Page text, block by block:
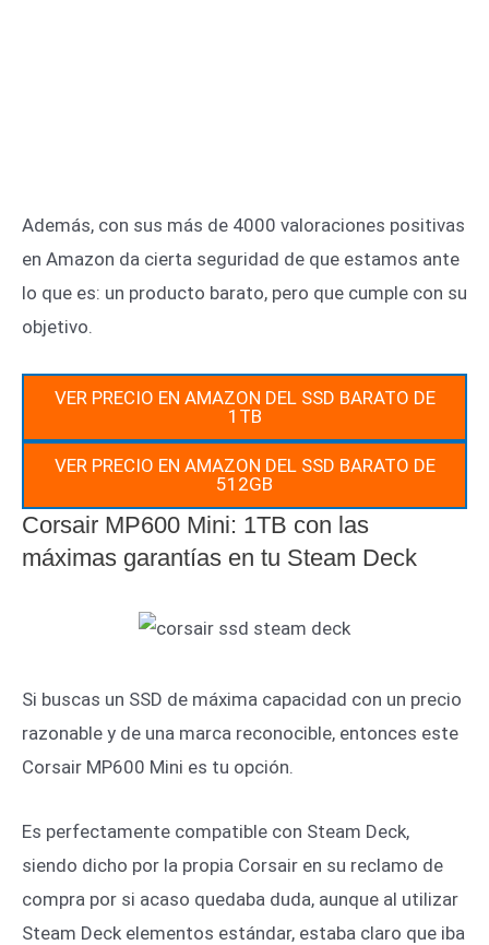
Además, con sus más de 4000 valoraciones positivas
en Amazon da cierta seguridad de que estamos ante
lo que es: un producto barato, pero que cumple con su
objetivo.
VER PRECIO EN AMAZON DEL SSD BARATO DE
1TB
VER PRECIO EN AMAZON DEL SSD BARATO DE
512GB
Corsair MP600 Mini: 1TB con las
máximas garantías en tu Steam Deck
Si buscas un SSD de máxima capacidad con un precio
razonable y de una marca reconocible, entonces este
Corsair MP600 Mini es tu opción.
Es perfectamente compatible con Steam Deck,
siendo dicho por la propia Corsair en su reclamo de
compra por si acaso quedaba duda, aunque al utilizar
Steam Deck elementos estándar, estaba claro que iba